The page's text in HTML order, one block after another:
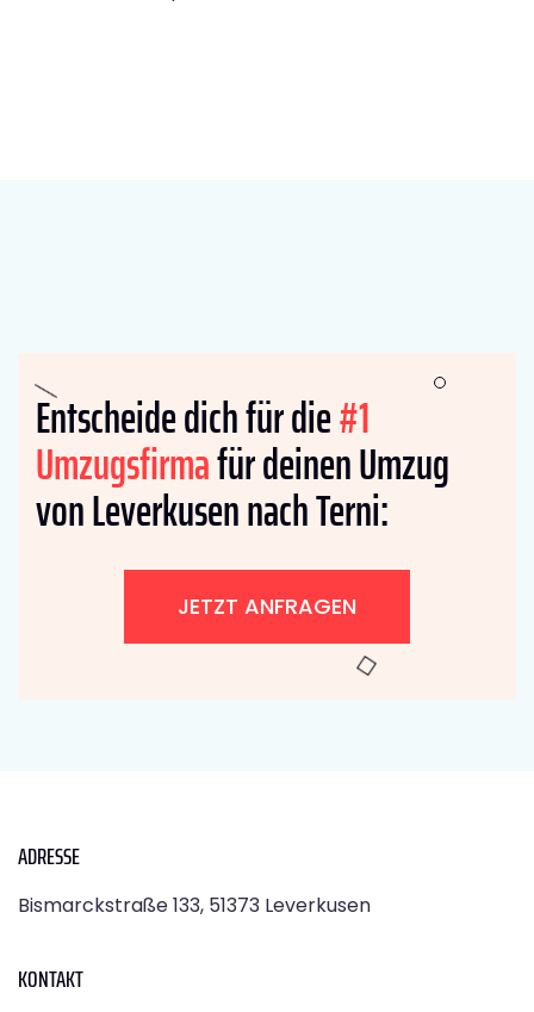
Entscheide dich für die#1
Umzugsfirmafür deinen Umzug
von Leverkusen nach Terni:
JETZT ANFRAGEN
ADRESSE
Bismarckstraße 133, 51373 Leverkusen
KONTAKT